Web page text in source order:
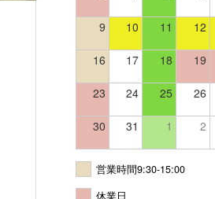
9 10 11 12
16 17 18 19
23 24 25 26
30 31 1 2
営業時間9:30-15:00
休業日